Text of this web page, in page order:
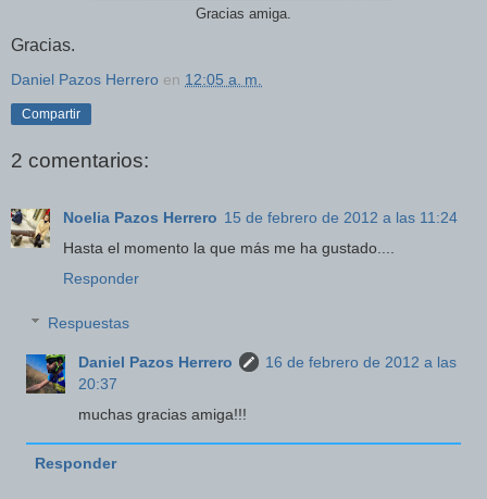
Gracias amiga.
Gracias.
Daniel Pazos Herrero en 12:05 a. m.
Compartir
2 comentarios:
Noelia Pazos Herrero 15 de febrero de 2012 a las 11:24
Hasta el momento la que más me ha gustado....
Responder
Respuestas
Daniel Pazos Herrero
16 de febrero de 2012 a las
20:37
muchas gracias amiga!!!
Responder